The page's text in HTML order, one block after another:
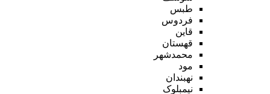
طبس
فردوس
قاین
قهستان
محمدشهر
مود
نهبندان
نیمبلوک